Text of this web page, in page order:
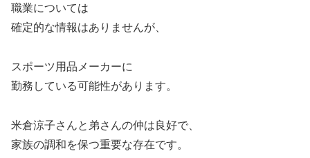
職業については
確定的な情報はありませんが、
スポーツ用品メーカーに
勤務している可能性があります。
米倉涼子さんと弟さんの仲は良好で、
家族の調和を保つ重要な存在です。